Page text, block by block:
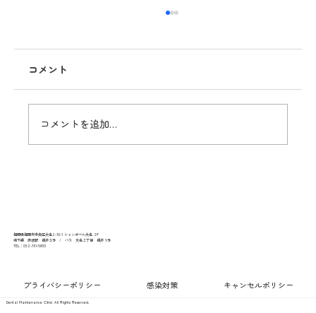
8月休診日情報
コメント
コメントを追加…
福岡県福岡市中央区大名2-10-1 シャンボール大名 2F
地下鉄 赤坂駅 徒歩３分​ / バス 大名２丁目 徒歩１分
TEL：092-761-5893
Dental Maintenance Clinic All Rights Reserved.
プライバシーポリシー 感染対策 キャンセルポリシー